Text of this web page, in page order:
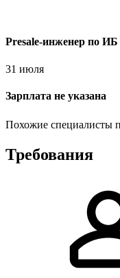
Presale-инженер по ИБ
31 июля
Зарплата не указана
Похожие специалисты
Требования